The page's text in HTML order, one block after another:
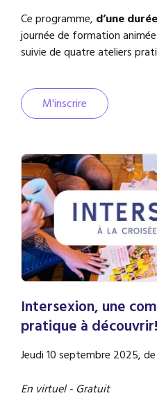
Ce programme, d’une
journée de formation
suivie de quatre ateliers
M'inscrire
Intersexion, une
pratique à découvrir!
Jeudi 10 septembre 2025, de
En virtuel - Gratuit